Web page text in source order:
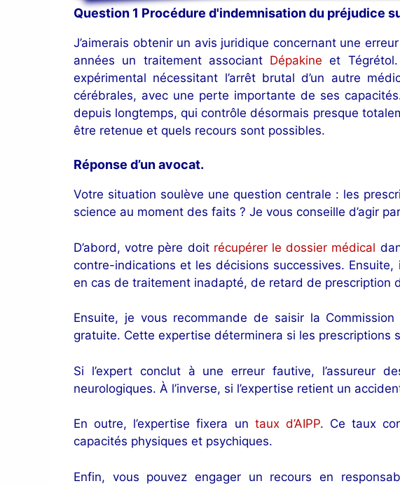
Question 1 Procédure d'indemnisation du préjudice
J’aimerais obtenir un avis juridique concernant une
années un traitement associant Dépakineet
expérimental nécessitant l’arrêt brutal d’un autre
cérébrales, avec une perte importante de ses
depuis longtemps, qui contrôle désormais presque
être retenue et quels recours sont possibles.
Réponse d’un avocat.
Votre situation soulève une question centrale : les
science au moment des faits ? Je vous conseille d’agir
D’abord, votre père doit récupérer le dossier médical
contre-indications et les décisions successives.
en cas de traitement inadapté, de retard de prescription
Ensuite, je vous recommande de saisir la
gratuite. Cette expertise déterminera si les prescriptions
Si l’expert conclut à une erreur fautive, l’assureur
neurologiques. À l’inverse, si l’expertise retient un
En outre, l’expertise fixera un taux d’AIPP. Ce taux
capacités physiques et psychiques.
Enfin, vous pouvez engager un recours en